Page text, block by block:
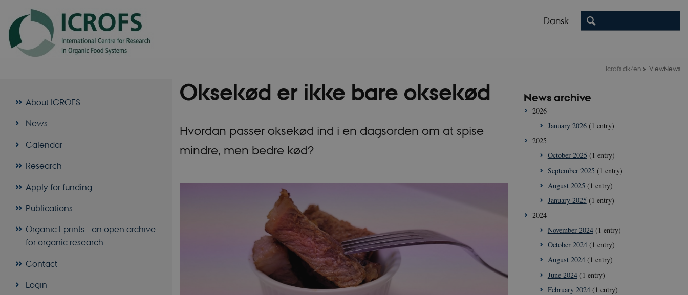
Dansk
icrofs.dk/en ViewNews
About ICROFS
News
Calendar
Research
Apply for funding
Publications
Organic Eprints - an open archive
for organic research
Contact
Login
Oksekød er ikke bare oksekød
Hvordan passer oksekød ind i en dagsorden om at spise
mindre, men bedre kød?
News archive
2026
January 2026(1 entry)
2025
October 2025 (1 entry)
September 2025 (1 entry)
August 2025 (1 entry)
January 2025 (1 entry)
2024
November 2024(1 entry)
October 2024(1 entry)
August 2024(1 entry)
June 2024(1 entry)
February 2024(1 entry)